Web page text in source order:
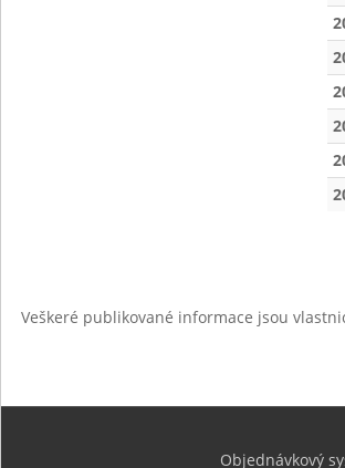
Veškeré publikované informace jsou
Objednávkový